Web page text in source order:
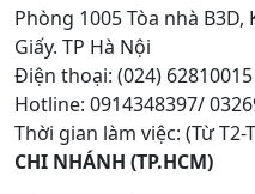
Phòng 1005 Tòa nhà B3D,
Giấy. TP Hà Nội
Điện thoại: (024)
Hotline: 0914348397/
Thời gian làm việc: (Từ T2-
CHI NHÁNH (TP.HCM)